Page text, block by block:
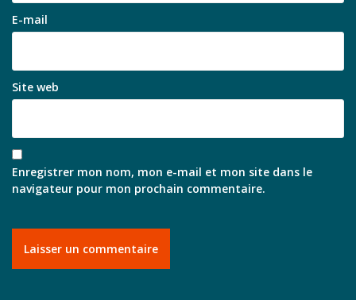
E-mail
Site web
Enregistrer mon nom, mon e-mail et mon site dans le
navigateur pour mon prochain commentaire.